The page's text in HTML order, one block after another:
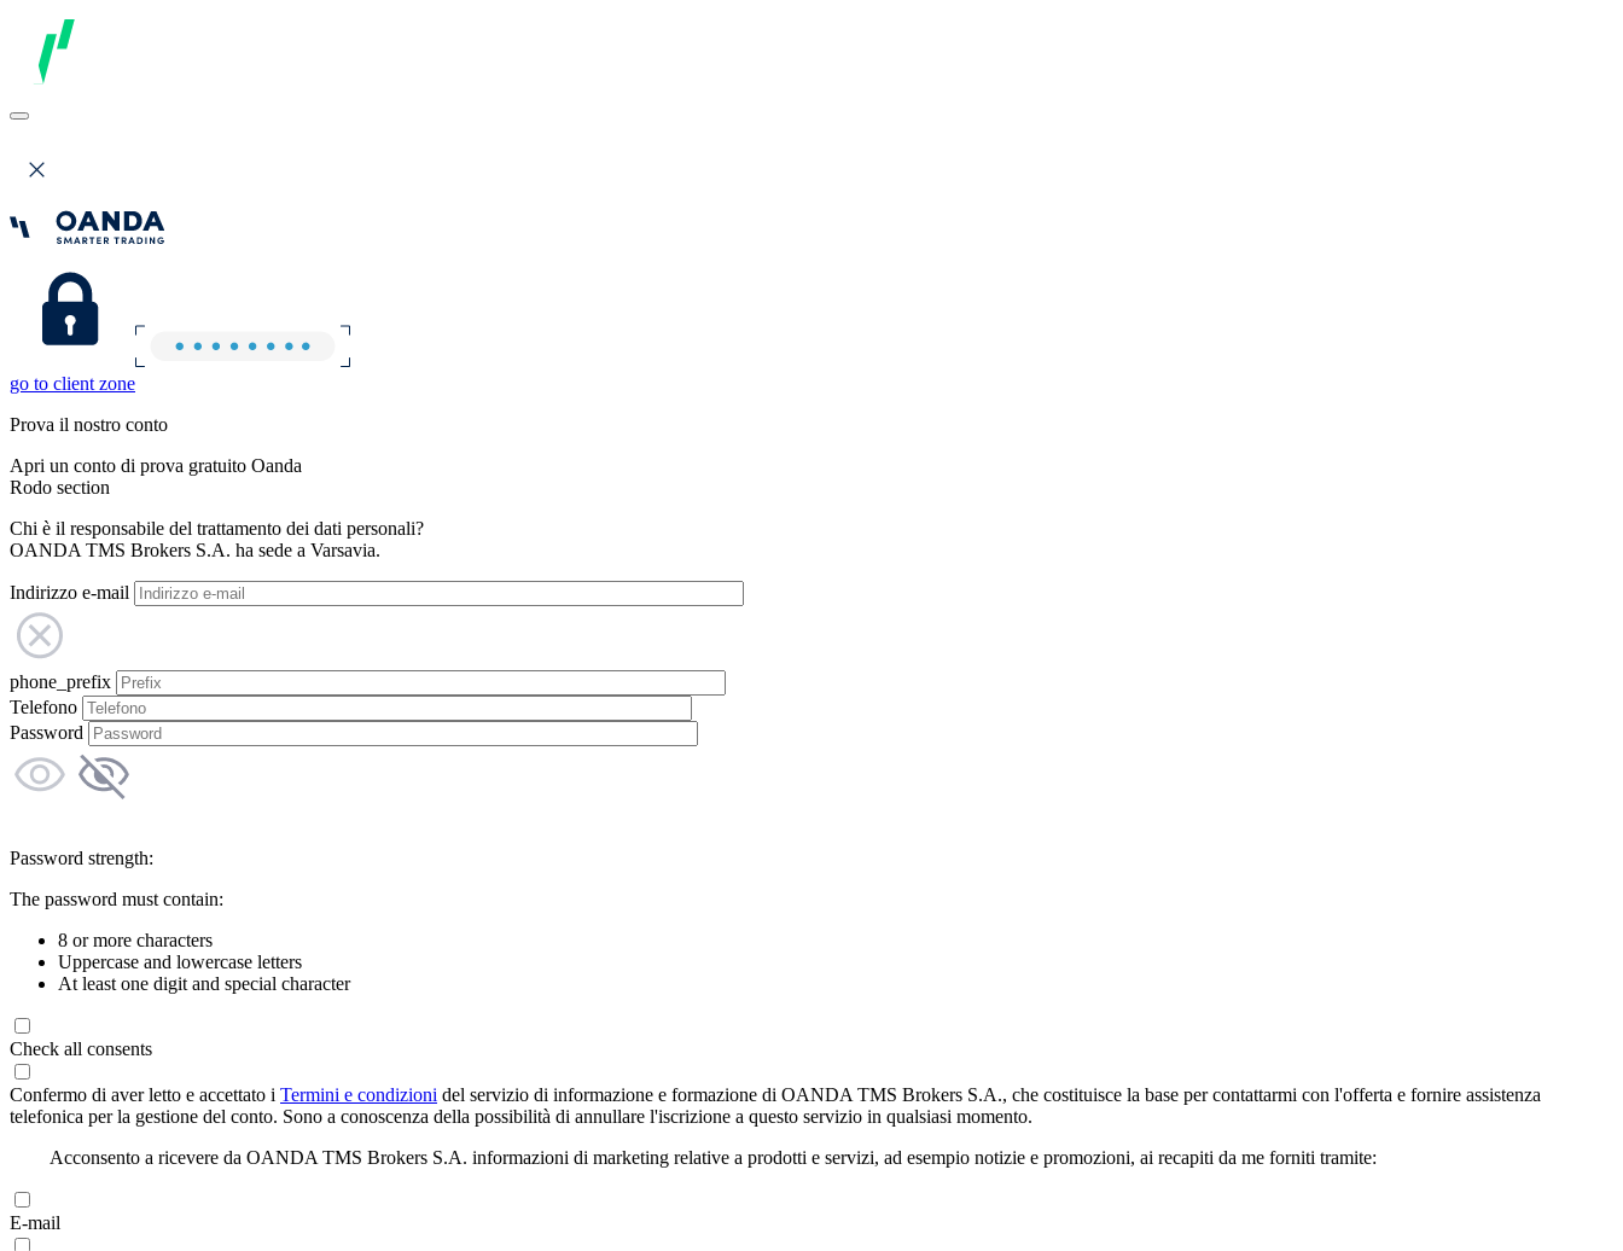
go to client zone
Prova il nostro conto
Apri un conto di prova gratuito Oanda
Rodo section
Chi è il responsabile del trattamento dei dati personali?
OANDA TMS Brokers S.A. ha sede a Varsavia.
Indirizzo e-mail
phone_prefix
Telefono
Password
Password strength:
The password must contain:
8 or more characters
Uppercase and lowercase letters
At least one digit and special character
Check all consents
Confermo di aver letto e accettato i Termini e condizioni del servizio di informazione e formazione di OANDA TMS Brokers S.A., che costituisce la base per contattarmi con l'offerta e fornire assistenza
telefonica per la gestione del conto. Sono a conoscenza della possibilità di annullare l'iscrizione a questo servizio in qualsiasi momento.
Acconsento a ricevere da OANDA TMS Brokers S.A. informazioni di marketing relative a prodotti e servizi, ad esempio notizie e promozioni, ai recapiti da me forniti tramite:
E-mail